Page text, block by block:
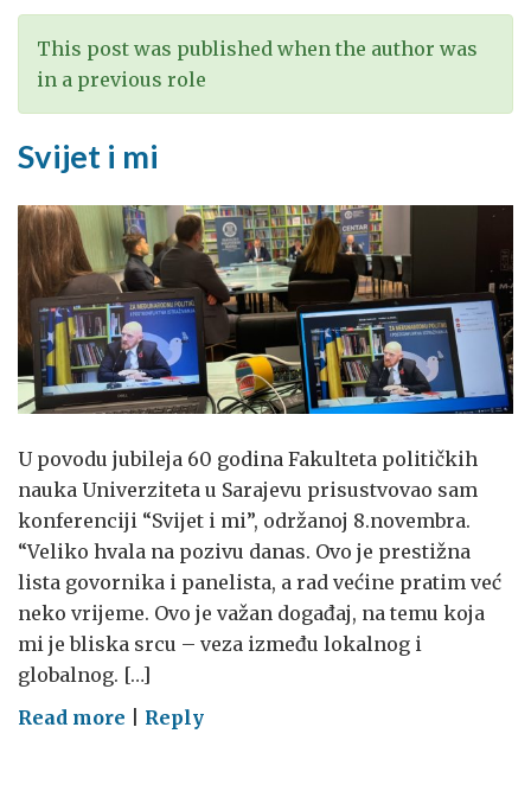
Hercegovini
This post was published when the author was
in a previous role
Svijet i mi
U povodu jubileja 60 godina Fakulteta političkih
nauka Univerziteta u Sarajevu prisustvovao sam
konferenciji “Svijet i mi”, održanoj 8.novembra.
“Veliko hvala na pozivu danas. Ovo je prestižna
lista govornika i panelista, a rad većine pratim već
neko vrijeme. Ovo je važan događaj, na temu koja
mi je bliska srcu – veza između lokalnog i
globalnog. […]
Read more onReply